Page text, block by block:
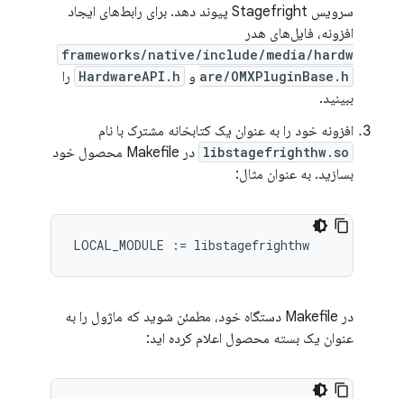
سرویس Stagefright پیوند دهد. برای رابط‌های ایجاد
افزونه، فایل‌های هدر
frameworks/native/include/media/hardw
are/OMXPluginBase.h و HardwareAPI.h را
ببینید.
افزونه خود را به عنوان یک کتابخانه مشترک با نام
libstagefrighthw.so
در Makefile محصول خود
بسازید. به عنوان مثال:
در Makefile دستگاه خود، مطمئن شوید که ماژول را به
عنوان یک بسته محصول اعلام کرده اید: